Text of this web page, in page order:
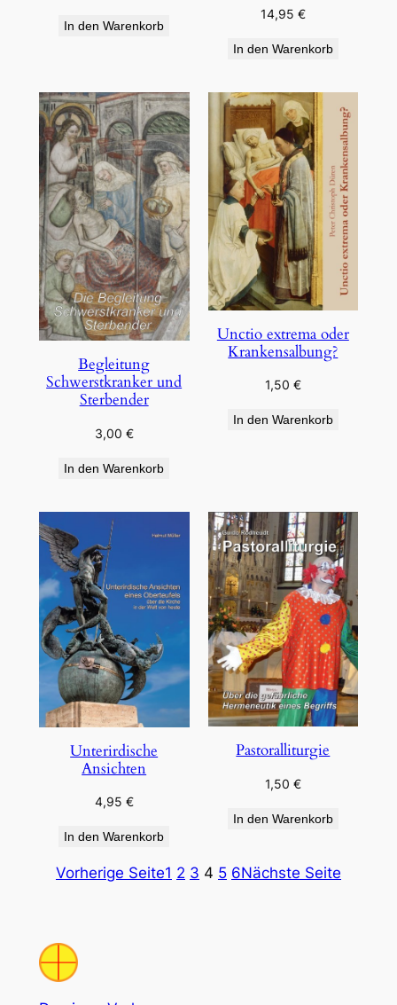
In den Warenkorb
14,95 €
In den Warenkorb
Begleitung
Schwerstkranker und
Sterbender
3,00 €
In den Warenkorb
Unctio extrema oder
Krankensalbung?
1,50 €
In den Warenkorb
Unterirdische
Ansichten
4,95 €
In den Warenkorb
Pastoralliturgie
1,50 €
In den Warenkorb
Vorherige Seite1 2 3 4 5 6Nächste Seite